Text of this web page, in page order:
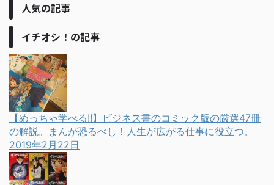
人気の記事
イチオシ！の記事
【めっちゃ学べる!!】ビジネス書のコミック版の厳選47冊
の解説。まんが恐るべし！人生が広がる仕事に役立つ。
2019年2月22日